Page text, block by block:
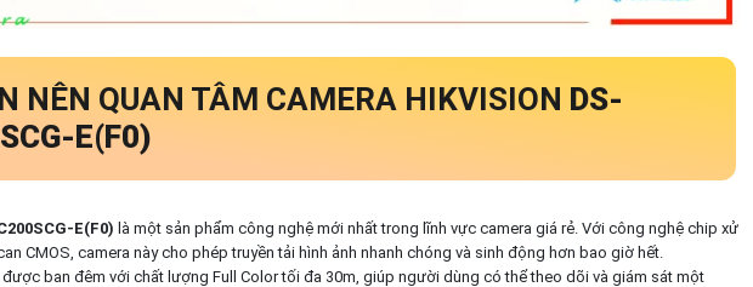
NÊN QUAN TÂM CAMERA HIKVISION DS-
E(F0)
E(F0) là một sản phẩm công nghệ mới nhất trong lĩnh vực camera giá rẻ. Với công nghệ chip xử
CMOS, camera này cho phép truyền tải hình ảnh nhanh chóng và sinh động hơn bao giờ hết.
được ban đêm với chất lượng Full Color tối đa 30m, giúp người dùng có thể theo dõi và giám sát một